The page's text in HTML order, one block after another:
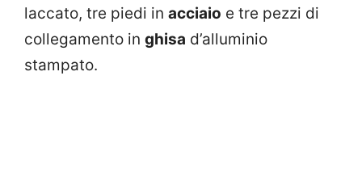
laccato, tre piedi in acciaio e tre pezzi di
collegamento in ghisa d’alluminio
stampato.